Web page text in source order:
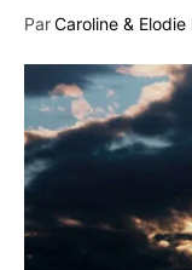
ParCaroline & Elodie